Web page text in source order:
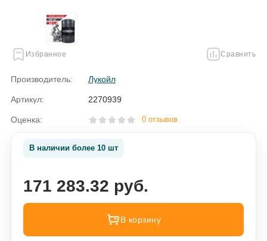
Избранное Сравнить
Производитель: Лукойл
Артикул: 2270939
Оценка: 0 отзывов
В наличии более 10 шт
171 283.32 руб.
В корзину